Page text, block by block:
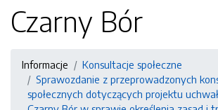
Czarny Bór
Informacje
Konsultacje społeczne
Sprawozdanie z przeprowadzonych
społecznych dotyczących projektu